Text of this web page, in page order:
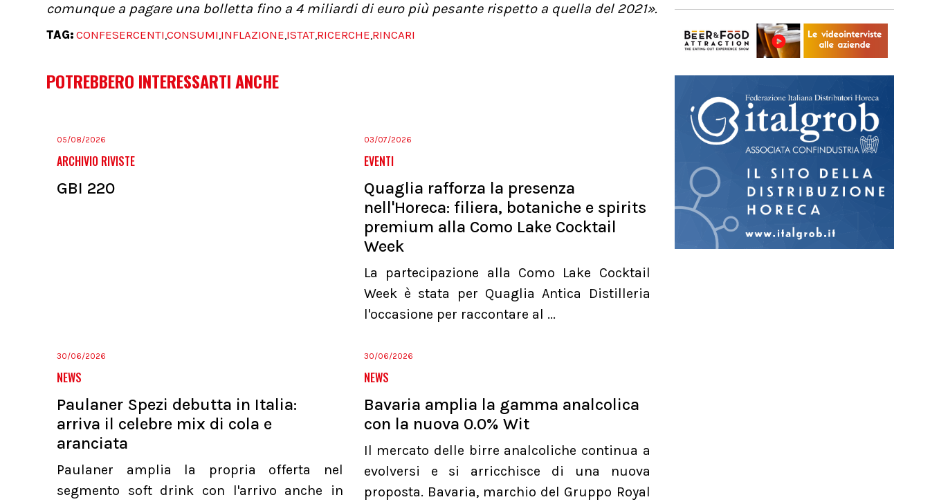
comunque a pagare una bolletta fino a 4 miliardi di euro più pesante rispetto a quella del 2021».
TAG: CONFESERCENTI,CONSUMI,INFLAZIONE,ISTAT,RICERCHE,RINCARI
POTREBBERO INTERESSARTI ANCHE
05/08/2026
ARCHIVIO RIVISTE
GBI 220
03/07/2026
EVENTI
Quaglia rafforza la presenza
nell'Horeca: filiera, botaniche e spirits
premium alla Como Lake Cocktail
Week
La partecipazione alla Como Lake Cocktail
Week è stata per Quaglia Antica Distilleria
l'occasione per raccontare al ...
30/06/2026
NEWS
Paulaner Spezi debutta in Italia:
arriva il celebre mix di cola e
aranciata
Paulaner amplia la propria offerta nel
segmento soft drink con l'arrivo anche in
30/06/2026
NEWS
Bavaria amplia la gamma analcolica
con la nuova 0.0% Wit
Il mercato delle birre analcoliche continua a
evolversi e si arricchisce di una nuova
proposta. Bavaria, marchio del Gruppo Royal